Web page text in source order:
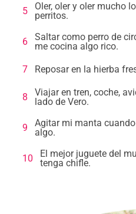
5
Oler, oler y oler mucho
perritos.
6
Saltar como perro de
me cocina algo rico.
7 Reposar en la hierba
8
Viajar en tren, coche,
lado de Vero.
9
Agitar mi manta
algo.
10
El mejor juguete del
tenga chifle.